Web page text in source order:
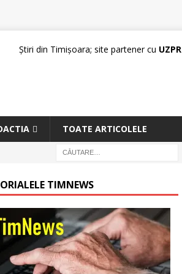
Știri din Timișoara; site partener cu UZPR
TOATE ARTICOLELE
TIMNEWS